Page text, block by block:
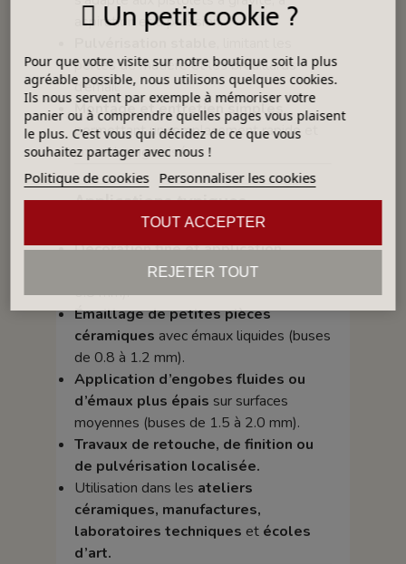
aspiration et à pression.
pertes de matière et les brouillards
d’émail.
Montage et entretien simples,
permettant un remplacement rapide et
un nettoyage aisé.
Applications typiques
Décoration fine et application
d’oxydes colorants(buses de 0.2 à
0.8 mm).
Émaillage de petites pièces
céramiques avec émaux liquides (buses
de 0.8 à 1.2 mm).
Application d’engobes fluides ou
d’émaux plus épais sur surfaces
moyennes (buses de 1.5 à 2.0 mm).
Travaux de retouche, de finition ou
de pulvérisation localisée.
Utilisation dans les ateliers
céramiques, manufactures,
laboratoires techniques et écoles
d’art.
Un petit cookie ?
Pour que votre visite sur notre boutique soit la plus
agréable possible, nous utilisons quelques cookies.
Ils nous servent par exemple à mémoriser votre
panier ou à comprendre quelles pages vous plaisent
le plus. C'est vous qui décidez de ce que vous
souhaitez partager avec nous !
Politique de cookies Personnaliser les cookies
REJETER TOUT
TOUT ACCEPTER